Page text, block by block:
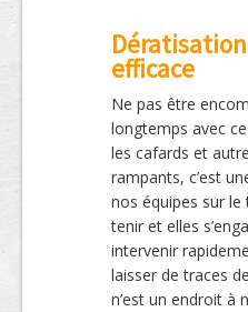
efficace
Ne pas être
longtemps avec
les cafards et
rampants, c’est
nos équipes sur
tenir et elles
intervenir
laisser de traces
n’est un endroit à